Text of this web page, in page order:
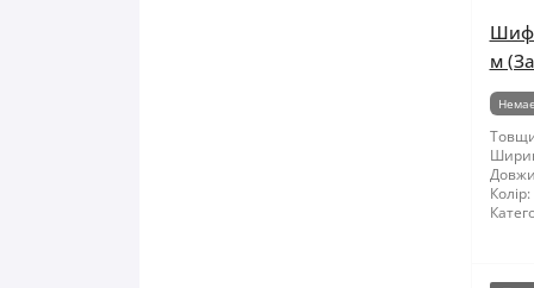
м
Колір: